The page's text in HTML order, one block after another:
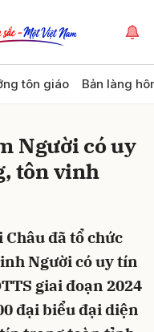
tôn giáo Bản làng
Người có uy
tôn vinh
đã tổ chức
Người có uy tín
giai đoạn 2024
đại biểu đại diện
Hủy Gửi